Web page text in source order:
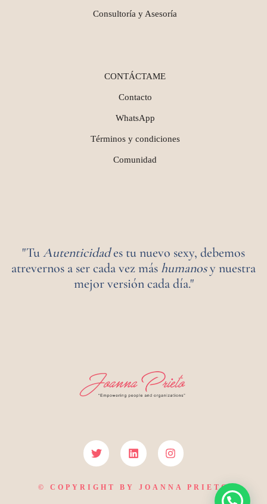
Consultoría y Asesoría
CONTÁCTAME
Contacto
WhatsApp
Términos y condiciones
Comunidad
"TuAutenticidades tu nuevo sexy, debemos
atrevernos a ser cada vez máshumanosy nuestra
mejor versión cada día."
© COPYRIGHT BY JOANNA PRIETO